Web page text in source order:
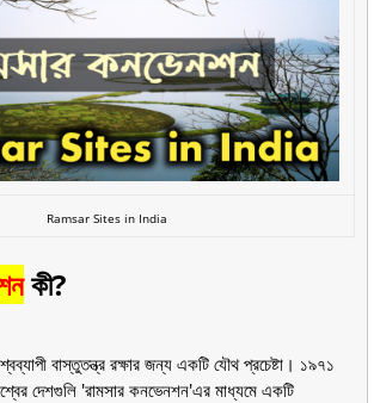
Ramsar Sites in India
কী?
বাস্তুতন্ত্র রক্ষার জন্য একটি যৌথ প্রচেষ্টা। ১৯৭১
দেশগুলি 'রামসার কনভেনশন'এর মাধ্যমে একটি